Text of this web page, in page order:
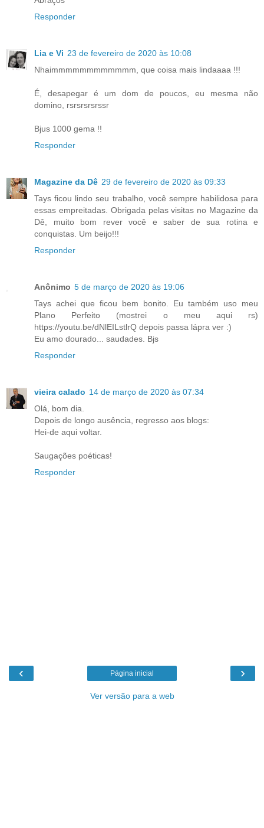
Responder
Lia e Vi 23 de fevereiro de 2020 às 10:08
Nhaimmmmmmmmmmmm, que coisa mais lindaaaa !!!
É, desapegar é um dom de poucos, eu mesma não
domino, rsrsrsrsrssr
Bjus 1000 gema !!
Responder
Magazine da Dê 29 de fevereiro de 2020 às 09:33
Tays ficou lindo seu trabalho, você sempre habilidosa para
essas empreitadas. Obrigada pelas visitas no Magazine da
Dê, muito bom rever você e saber de sua rotina e
conquistas. Um beijo!!!
Responder
Anônimo 5 de março de 2020 às 19:06
Tays achei que ficou bem bonito. Eu também uso meu
Plano Perfeito (mostrei o meu aqui rs)
https://youtu.be/dNlEILstlrQ depois passa lápra ver :)
Eu amo dourado... saudades. Bjs
Responder
vieira calado 14 de março de 2020 às 07:34
Olá, bom dia.
Depois de longo ausência, regresso aos blogs:
Hei-de aqui voltar.
Saugações poéticas!
Responder
‹ ›
Página inicial
Ver versão para a web